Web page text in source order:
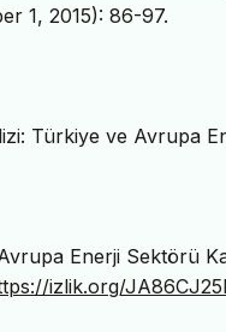
1, 2015): 86-97.
Türkiye ve Avrupa
Enerji Sektörü
izlik.org/